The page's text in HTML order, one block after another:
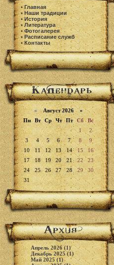
•Главная
•Наши традиции
•История
•Литература
•Фотогалерея
•Расписание служб
•Контакты
«Август 2026 »
Пн
Вт Ср Чт Пт Сб
Вс
1
2
3
4 5 6 7 8
9
10
11 12 13 14 15
16
17
18 19 20 21 22
23
24
25 26 27 28 29
30
31
Апрель 2026 (1)
Декабрь 2025 (1)
Май 2025 (1)